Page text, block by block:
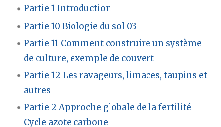
Partie 1 Introduction
Partie 10 Biologie du sol 03
Partie 11 Comment construire un système
de culture, exemple de couvert
Partie 12 Les ravageurs, limaces, taupins et
autres
Partie 2 Approche globale de la fertilité
Cycle azote carbone